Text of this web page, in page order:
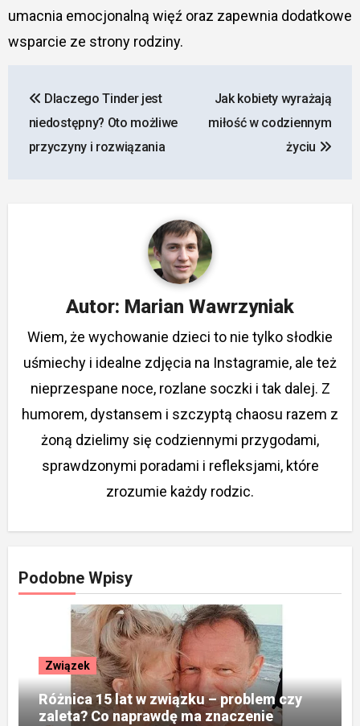
umacnia emocjonalną więź oraz zapewnia dodatkowe
wsparcie ze strony rodziny.
wpisu
Dlaczego Tinder jest
niedostępny? Oto możliwe
przyczyny i rozwiązania
Jak kobiety wyrażają
miłość w codziennym
życiu
Autor: Marian Wawrzyniak
Wiem, że wychowanie dzieci to nie tylko słodkie
uśmiechy i idealne zdjęcia na Instagramie, ale też
nieprzespane noce, rozlane soczki i tak dalej. Z
humorem, dystansem i szczyptą chaosu razem z
żoną dzielimy się codziennymi przygodami,
sprawdzonymi poradami i refleksjami, które
zrozumie każdy rodzic.
Podobne Wpisy
Związek
Różnica 15 lat w związku – problem czy
zaleta? Co naprawdę ma znaczenie